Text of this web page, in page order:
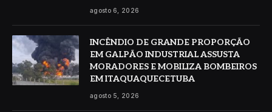
agosto 6, 2026
INCÊNDIO DE GRANDE PROPORÇÃO
EM GALPÃO INDUSTRIAL ASSUSTA
MORADORES E MOBILIZA BOMBEIROS
EM ITAQUAQUECETUBA
agosto 5, 2026